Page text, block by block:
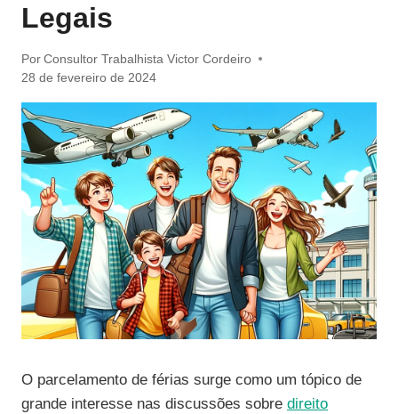
Legais
Por Consultor Trabalhista Victor Cordeiro
28 de fevereiro de 2024
O parcelamento de férias surge como um tópico de
grande interesse nas discussões sobre direito